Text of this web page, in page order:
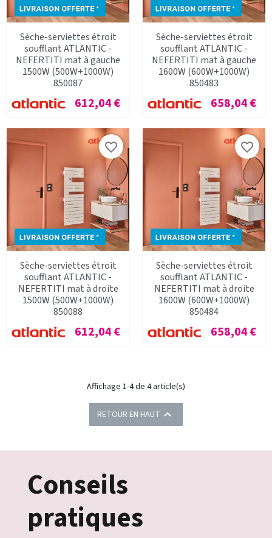
Sèche-serviettes étroit
soufflant ATLANTIC -
NEFERTITI mat à gauche
1500W (500W+1000W)
850087
Prix
612,04 €
Sèche-serviettes étroit
soufflant ATLANTIC -
NEFERTITI mat à gauche
1600W (600W+1000W)
850483
Prix
658,04 €
Sèche-serviettes étroit
soufflant ATLANTIC -
NEFERTITI mat à droite
1500W (500W+1000W)
850088
Prix
612,04 €
favorite_border
Sèche-serviettes étroit
soufflant ATLANTIC -
NEFERTITI mat à droite
1600W (600W+1000W)
850484
Prix
658,04 €
favorite_border
Affichage 1-4 de 4 article(s)
RETOUR EN HAUT 
Conseils
pratiques